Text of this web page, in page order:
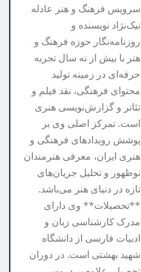
سرویس فرهنگ و هنر عادله
نیک‌نژاد نویسنده و
روزنامه‌نگار حوزه فرهنگ و
هنر با بیش از نه سال تجربه
حرفه‌ای در زمینه تولید
محتوای فرهنگی، نقد فیلم و
تئاتر و گزارش‌نویسی هنری
است. تمرکز اصلی وی بر
پوشش رویدادهای فرهنگی و
هنری ایران، معرفی هنرمندان
نوظهور و تحلیل جریان‌های
تازه در دنیای هنر می‌باشد.
**تحصیلات** وی دارای
مدرک کارشناسی زبان و
ادبیات فارسی از دانشگاه
شهید بهشتی است. در دوران